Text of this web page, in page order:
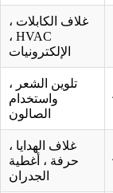
غلاف الكابلات ،
HVAC ،
الإلكترونيات
تلوين الشعر ،
واستخدام
الصالون
غلاف الهدايا ،
حرفة ، أغطية
الجدران